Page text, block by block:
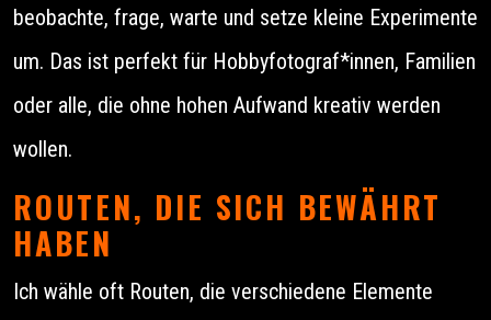
beobachte, frage, warte und setze kleine Experimente
um. Das ist perfekt für Hobbyfotograf*innen, Familien
oder alle, die ohne hohen Aufwand kreativ werden
wollen.
ROUTEN, DIE SICH BEWÄHRT
HABEN
Ich wähle oft Routen, die verschiedene Elemente